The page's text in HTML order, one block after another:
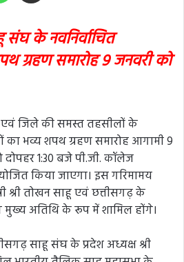
के नवनिर्वाचित
ग्रहण समारोह 9 जनवरी को
जिले की समस्त तहसीलों के
का भव्य शपथ ग्रहण समारोह आगामी 9
दोपहर 1:30 बजे पी.जी. कॉलेज
किया जाएगा। इस गरिमामय
श्री तोखन साहू एवं छत्तीसगढ़ के
मुख्य अतिथि के रूप में शामिल होंगे।
साहू संघ के प्रदेश अध्यक्ष श्री